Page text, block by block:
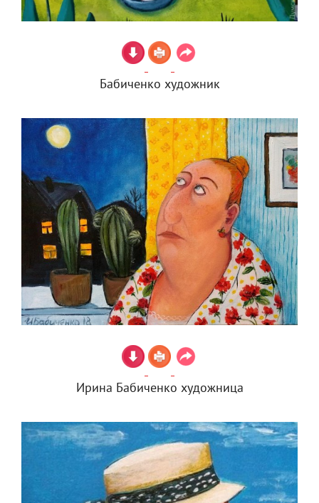
Бабиченко художник
Ирина Бабиченко художница